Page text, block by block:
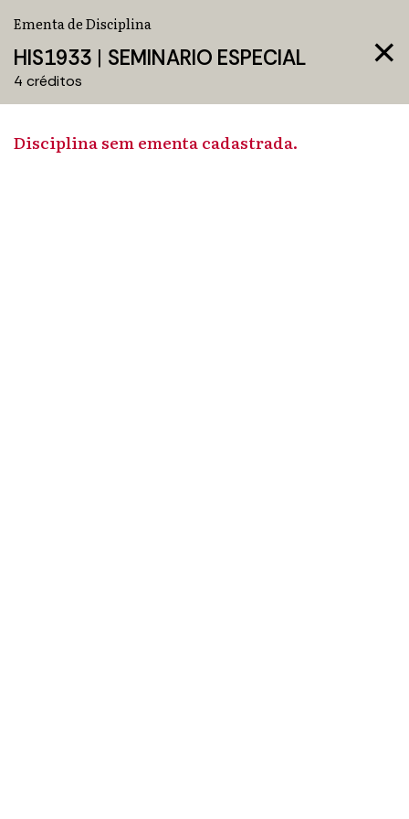
close
Ementa de Disciplina
HIS1933 | SEMINARIO ESPECIAL
4 créditos
Disciplina sem ementa cadastrada.